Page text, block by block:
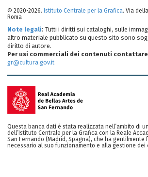
© 2020-2026. Istituto Centrale per la Grafica. Via
Roma
Note legali: Tutti i diritti sui cataloghi, sulle
altro materiale pubblicato su questo sito sono
diritto di autore.
Per usi commerciali dei contenuti
gr@cultura.gov.it
Questa banca dati è stata realizzata nell’ambito di
dell’Istituto Centrale per la Grafica con la Reale
San Fernando (Madrid, Spagna), che ha gentilmente
necessario al suo funzionamento e alla gestione dei